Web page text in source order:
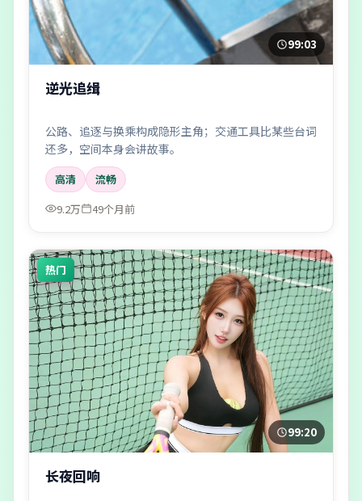
99:03
逆光追缉
公路、追逐与换乘构成隐形主角；交通工具比某些台词
还多，空间本身会讲故事。
高清
流畅
9.2万
49个月前
热门
99:20
长夜回响